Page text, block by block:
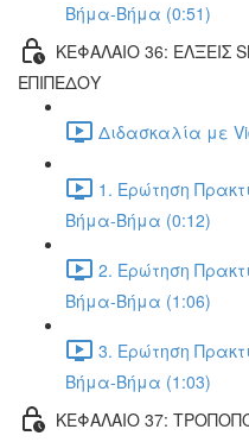
Βήμα-Βήμα (0:51)
ΚΕΦΑΛΑΙΟ 36: ΕΛΞΕΙΣ
ΕΠΙΠΕΔΟΥ
Διδασκαλία με
1. Ερώτηση
Βήμα-Βήμα (0:12)
2. Ερώτηση
Βήμα-Βήμα (1:06)
3. Ερώτηση
Βήμα-Βήμα (1:03)
ΚΕΦΑΛΑΙΟ 37: